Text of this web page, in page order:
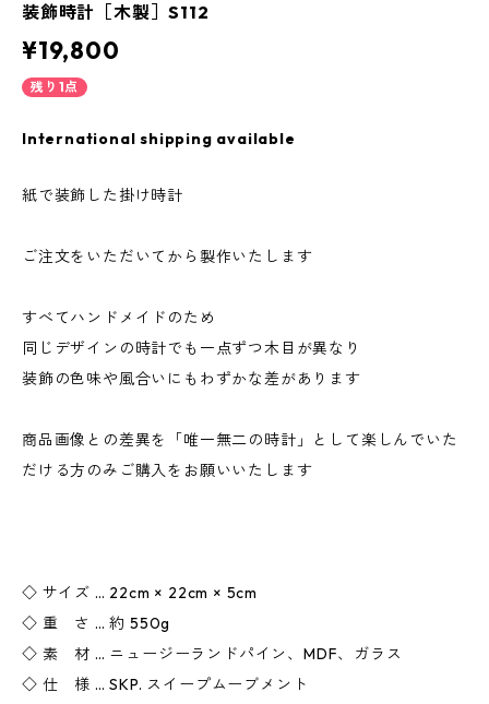
装飾時計［木製］S112
¥19,800
残り1点
International shipping available
紙で装飾した掛け時計
ご注文をいただいてから製作いたします
すべてハンドメイドのため
同じデザインの時計でも一点ずつ木目が異なり
装飾の色味や風合いにもわずかな差があります
商品画像との差異を「唯一無二の時計」として楽しんでいた
だける方のみご購入をお願いいたします
◇ サイズ … 22cm × 22cm × 5cm
◇ 重 さ … 約 550g
◇ 素 材 … ニュージーランドパイン、MDF、ガラス
◇ 仕 様 … SKP. スイープムーブメント